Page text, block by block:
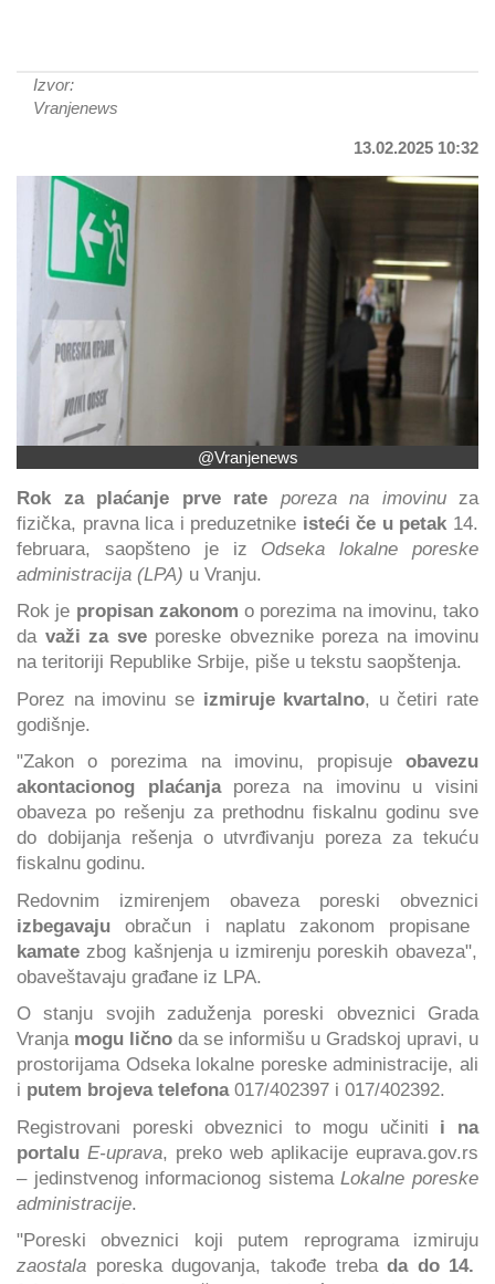
Izvor:
Vranjenews
13.02.2025 10:32
@Vranjenews
Rok za plaćanje prve rate poreza na imovinuza
fizička, pravna lica i preduzetnike isteći če u petak 14.
februara, saopšteno je iz Odseka lokalne poreske
administracija (LPA) u Vranju.
Rok je propisan zakonom o porezima na imovinu, tako
da važi za sveporeske obveznike poreza na imovinu
na teritoriji Republike Srbije, piše u tekstu saopštenja.
Porez na imovinu se izmiruje kvartalno, u četiri rate
godišnje.
"Zakon o porezima na imovinu, propisujeobavezu
akontacionog plaćanjaporeza na imovinu u visini
obaveza po rešenju za prethodnu fiskalnu godinu sve
do dobijanja rešenja o utvrđivanju poreza za tekuću
fiskalnu godinu.
Redovnim izmirenjem obaveza poreski obveznici
izbegavajuobračun i naplatu zakonom propisane
kamate zbog kašnjenja u izmirenju poreskih obaveza",
obaveštavaju građane iz LPA.
O stanju svojih zaduženja poreski obveznici Grada
Vranja mogu lično da se informišu u Gradskoj upravi, u
prostorijama Odseka lokalne poreske administracije, ali
i putem brojeva telefona017/402397 i 017/402392.
Registrovani poreski obveznici to mogu učiniti i na
portalu E-uprava, preko web aplikacije euprava.gov.rs
– jedinstvenog informacionog sistemaLokalne poreske
administracije.
"Poreski obveznici koji putem reprograma izmiruju
zaostala poreska dugovanja, takođe trebada do 14.